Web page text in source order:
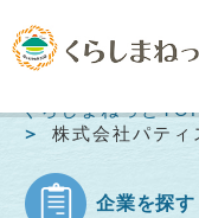
くらしまねっと
株式会社パティ
企業を探す